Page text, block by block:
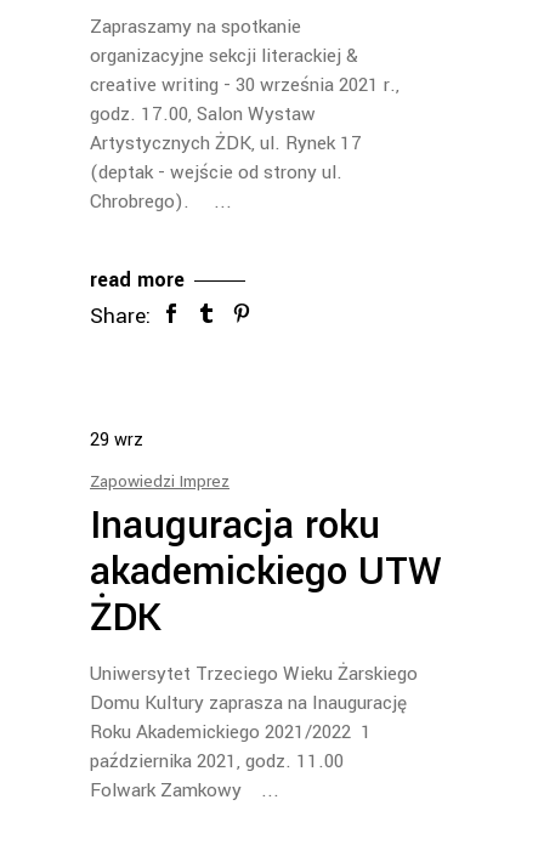
Zapraszamy na spotkanie
organizacyjne sekcji literackiej &
creative writing - 30 września 2021 r.,
godz. 17.00, Salon Wystaw
Artystycznych ŻDK, ul. Rynek 17
(deptak - wejście od strony ul.
Chrobrego).
read more
Share:
29wrz
Zapowiedzi Imprez
Inauguracja roku
akademickiego UTW
ŻDK
Uniwersytet Trzeciego Wieku Żarskiego
Domu Kultury zaprasza na Inaugurację
Roku Akademickiego 2021/2022 1
października 2021, godz. 11.00
Folwark Zamkowy